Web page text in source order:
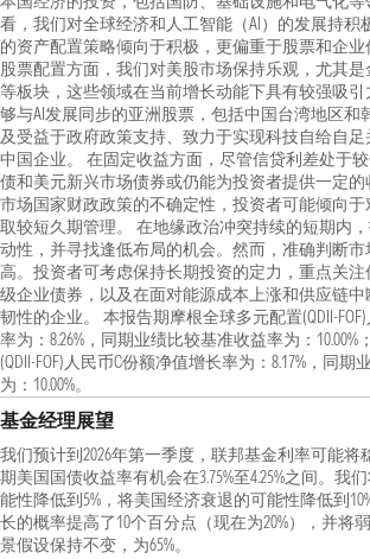
看，我们对全球经济和人工智能（AI）的发展持积
的资产配置策略倾向于积极，更偏重于股票和企
股票配置方面，我们对美股市场保持乐观，尤其
等板块，这些领域在当前增长动能下具有较强吸
够与AI发展同步的亚洲股票，包括中国台湾地区和
及受益于政府政策支持、致力于实现科技自给自
中国企业。 在固定收益方面，尽管信贷利差处于
债和美元新兴市场债券或仍能为投资者提供一定
市场国家财政政策的不确定性，投资者可能倾向
取较短久期管理。 在地缘政治冲突持续的短期内
动性，并寻找逢低布局的机会。然而，准确判断
高。投资者可考虑保持长期投资的定力，重点关
级企业债券，以及在面对能源成本上涨和供应链
韧性的企业。 本报告期摩根全球多元配置(QDII-
率为：8.26%，同期业绩比较基准收益率为：
(QDII-FOF)人民币C份额净值增长率为：8.17%，同
为：10.00%。
基金经理展望
我们预计到2026年第一季度，联邦基金利率可能将
期美国国债收益率有机会在3.75%至4.25%之间。我
能性降低到5%，将美国经济衰退的可能性降低到
长的概率提高了10个百分点（现在为20%），并将
景假设保持不变，为65%。